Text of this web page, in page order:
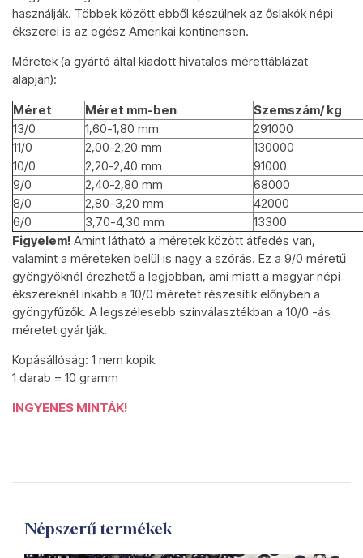
használják. Többek között ebből készülnek az őslakók népi
ékszerei is az egész Amerikai kontinensen.
Méretek (a gyártó által kiadott hivatalos mérettáblázat
alapján):
Méret
Méret mm-ben
Szemszám/ kg
13/0
1,60-1,80 mm
291000
11/0
2,00-2,20 mm
130000
10/0
2,20-2,40 mm
91000
9/0
2,40-2,80 mm
68000
8/0
2,80-3,20 mm
42000
6/0
3,70-4,30 mm
13300
Figyelem! Amint látható a méretek között átfedés van,
valamint a méreteken belül is nagy a szórás. Ez a 9/0 méretű
gyöngyöknél érezhető a legjobban, ami miatt a magyar népi
ékszereknél inkább a 10/0 méretet részesítik előnyben a
gyöngyfűzők. A legszélesebb színválasztékban a 10/0 -ás
méretet gyártják.
Kopásállóság: 1 nem kopik
1 darab = 10 gramm
INGYENES MINTÁK!
Népszerű termékek